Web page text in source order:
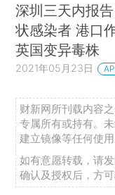
深圳三天内报
状感染者 港口
英国变异毒株
2021年05月23日
财新网所刊载内容
专属所有或持有。
建立镜像等任何使用
如有意愿转载，请
确认及授权后，方可